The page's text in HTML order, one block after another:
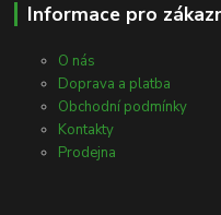
Informace pro
O nás
Doprava a platba
Obchodní podmínky
Kontakty
Prodejna